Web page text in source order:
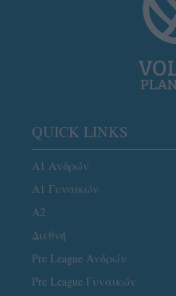
QUICK LINKS
Α1 Ανδρών
Α1 Γυναικών
A2
Διεθνή
Pre League Ανδρών
Pre League Γυναικών